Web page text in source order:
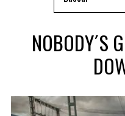
NOBODY´S